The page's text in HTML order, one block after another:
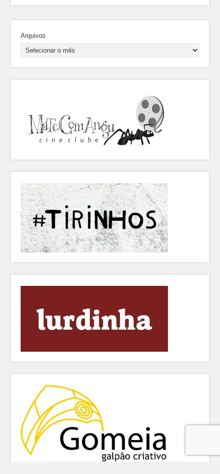
Arquivos